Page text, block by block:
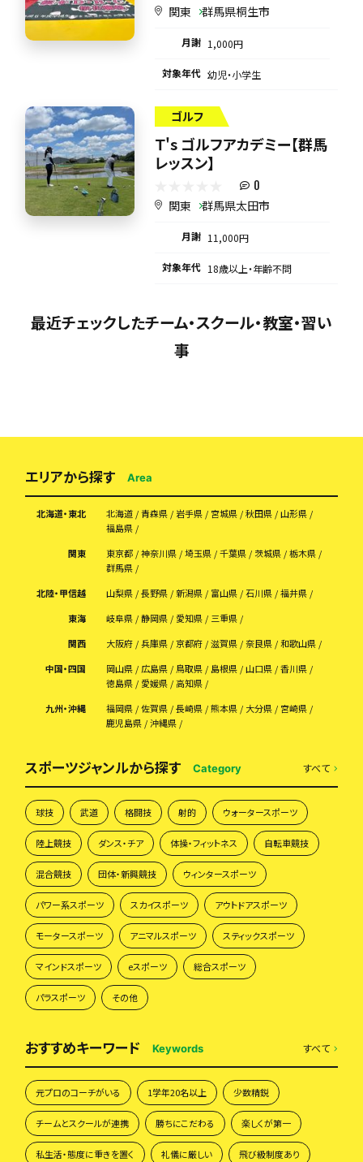
関東 群馬県桐生市
月謝 1,000円
対象年代 幼児・小学生
ゴルフ
Ｔ's ゴルフアカデミー【群馬
レッスン】
0
関東 群馬県太田市
月謝 11,000円
対象年代 18歳以上・年齢不問
最近チェックしたチーム・スクール・教室・習い
事
エリアから探す Area
北海道・東北 北海道 青森県 岩手県 宮城県 秋田県
山形県
福島県
関東
東京都 神奈川県 埼玉県 千葉県 茨城県
栃木県
群馬県
北陸・甲信越
山梨県 長野県 新潟県 富山県 石川県
福井県
東海
岐阜県 静岡県 愛知県
三重県
関西
大阪府 兵庫県 京都府 滋賀県 奈良県
和歌山県
中国・四国
岡山県 広島県 鳥取県 島根県 山口県
香川県
徳島県
愛媛県
高知県
九州・沖縄
福岡県 佐賀県 長崎県 熊本県 大分県
宮崎県
鹿児島県
沖縄県
スポーツジャンルから探す Category すべて
球技 武道 格闘技 射的 ウォータースポーツ
陸上競技 ダンス・チア 体操・フィットネス 自転車競技
混合競技 団体・新興競技 ウィンタースポーツ
パワー系スポーツ スカイスポーツ アウトドアスポーツ
モータースポーツ アニマルスポーツ スティックスポーツ
マインドスポーツ eスポーツ 総合スポーツ
パラスポーツ その他
おすすめキーワード Keywords すべて
元プロのコーチがいる 1学年20名以上 少数精鋭
チームとスクールが連携 勝ちにこだわる 楽しくが第一
私生活・態度に重きを置く 礼儀に厳しい 飛び級制度あり